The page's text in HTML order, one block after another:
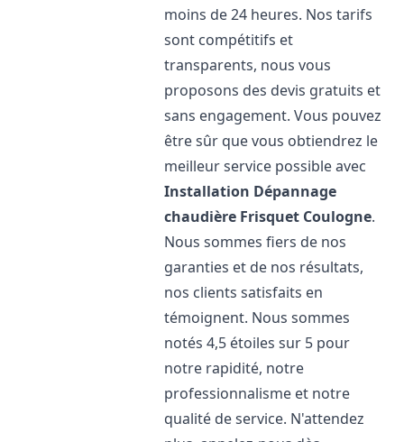
moins de 24 heures. Nos tarifs
sont compétitifs et
transparents, nous vous
proposons des devis gratuits et
sans engagement. Vous pouvez
être sûr que vous obtiendrez le
meilleur service possible avec
Installation Dépannage
chaudière Frisquet Coulogne.
Nous sommes fiers de nos
garanties et de nos résultats,
nos clients satisfaits en
témoignent. Nous sommes
notés 4,5 étoiles sur 5 pour
notre rapidité, notre
professionnalisme et notre
qualité de service. N'attendez